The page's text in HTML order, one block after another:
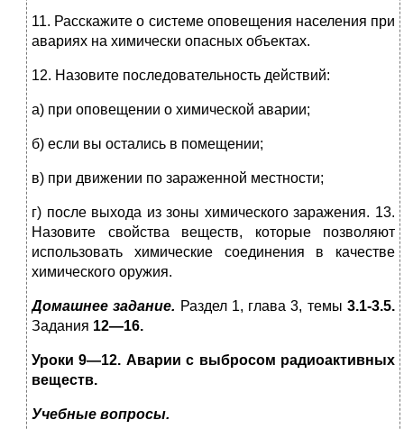
11. Расскажите о системе оповещения населения при
авариях на химически опасных объектах.
12. Назовите последовательность действий:
а) при оповещении о химической аварии;
б) если вы остались в помещении;
в) при движении по зараженной местности;
г) после выхода из зоны химического заражения. 13.
Назовите свойства веществ, которые позволяют
использовать химические соединения в качестве
химического оружия.
Домашнее задание. Раздел 1, глава 3, темы 3.1-3.5.
Задания 12—16.
Уроки 9—12. Аварии с выбросом радиоактивных
веществ.
Учебные вопросы.